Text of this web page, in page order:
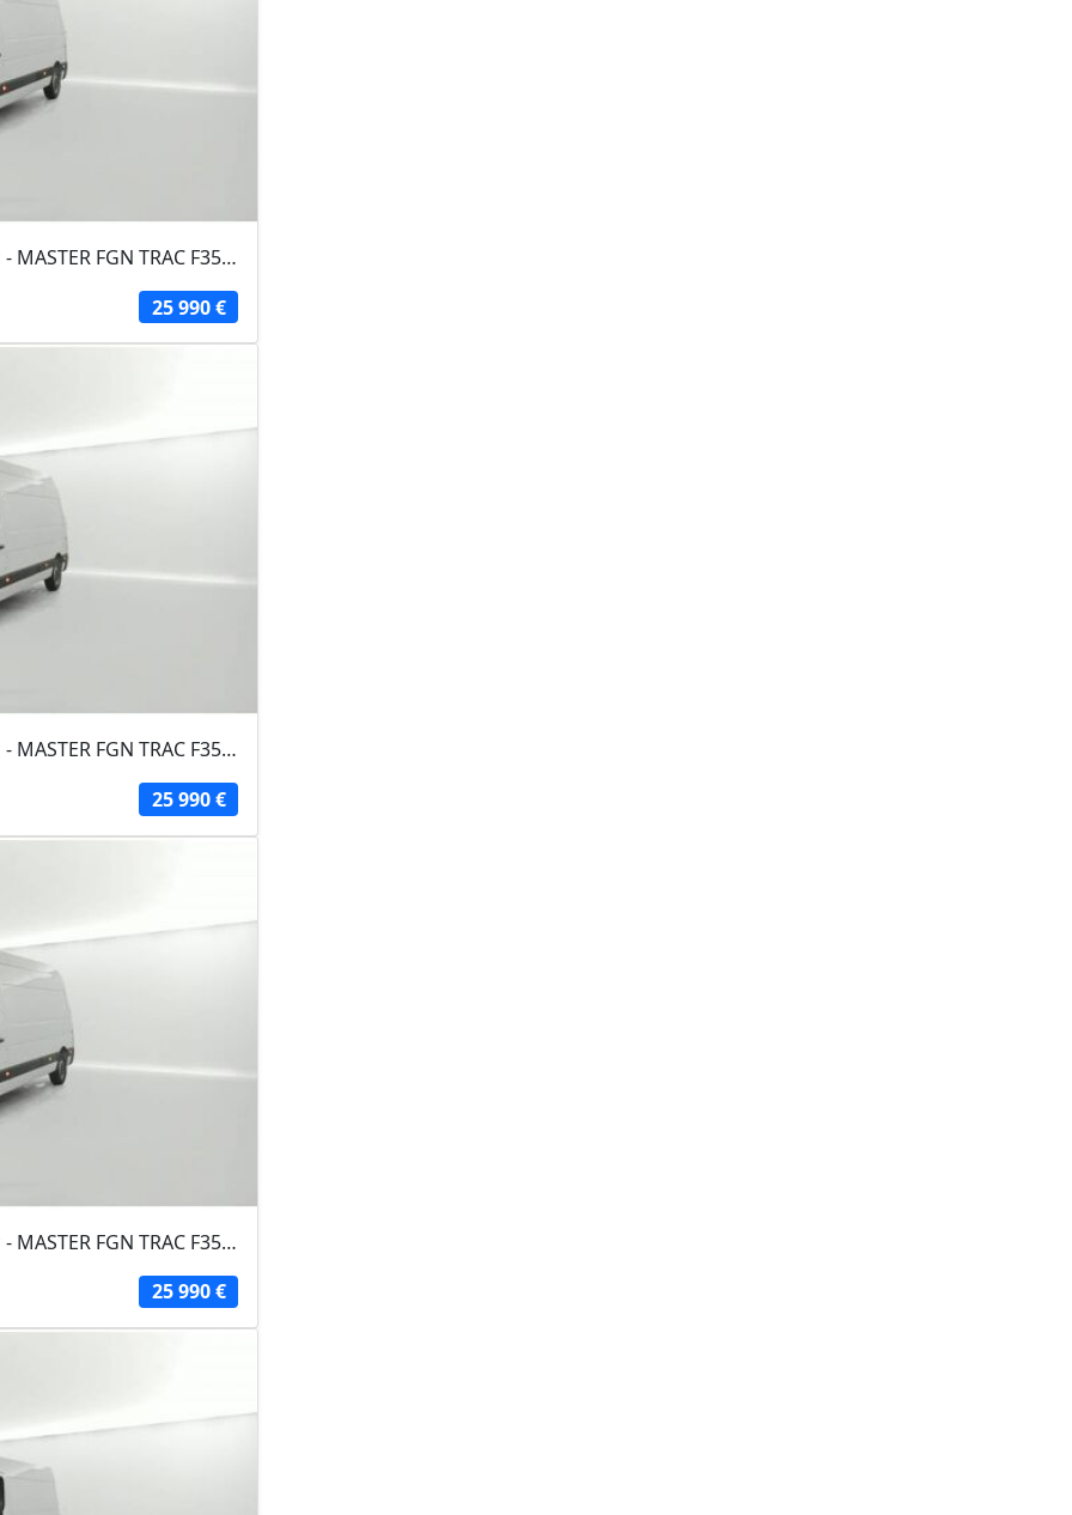
RENAULT MASTER FOURGON 2024 - Blanc - MASTER FGN TRAC F3500 L3H3 BLUE DCI 135...
25 990 €
RENAULT MASTER FOURGON 2024 - Blanc - MASTER FGN TRAC F3500 L3H3 BLUE DCI 135...
25 990 €
RENAULT MASTER FOURGON 2024 - Blanc - MASTER FGN TRAC F3500 L3H3 BLUE DCI 135...
25 990 €